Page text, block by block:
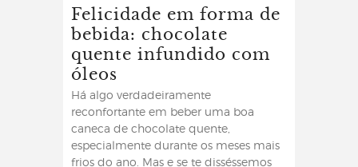
Felicidade em forma de
bebida: chocolate
quente infundido com
óleos
Há algo verdadeiramente
reconfortante em beber uma boa
caneca de chocolate quente,
especialmente durante os meses mais
frios do ano. Mas e se te disséssemos